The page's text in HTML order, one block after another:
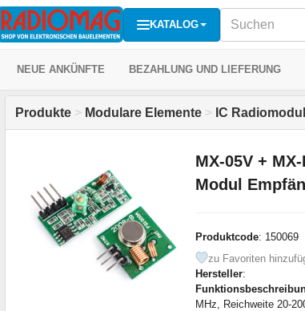
KATALOG
NEUE ANKÜNFTE BEZAHLUNG UND LIEFERUNG
Produkte > Modulare Elemente > IC
MX-05V +
Modul
Produktcode: 150069
zu Favoriten
Hersteller:
MHz, Reichweite 20-